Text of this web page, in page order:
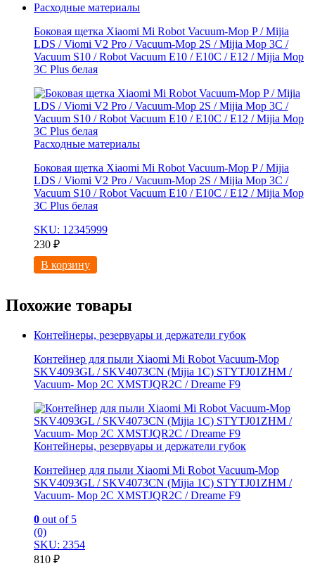
Расходные материалы
Боковая щетка Xiaomi Mi Robot Vacuum-Mop P / Mijia
LDS / Viomi V2 Pro / Vacuum-Mop 2S / Mijia Mop 3C /
Vacuum S10 / Robot Vacuum E10 / E10C / E12 / Mijia Mop
3С Рlus белая
Расходные материалы
Боковая щетка Xiaomi Mi Robot Vacuum-Mop P / Mijia
LDS / Viomi V2 Pro / Vacuum-Mop 2S / Mijia Mop 3C /
Vacuum S10 / Robot Vacuum E10 / E10C / E12 / Mijia Mop
3С Рlus белая
SKU: 12345999
230 ₽
В корзину
Похожие товары
Контейнеры, резервуары и держатели губок
Контейнер для пыли Xiaomi Mi Robot Vacuum-Mop
SKV4093GL / SKV4073CN (Mijia 1C) STYTJ01ZHM /
Vacuum- Mop 2C XMSTJQR2C / Dreame F9
Контейнеры, резервуары и держатели губок
Контейнер для пыли Xiaomi Mi Robot Vacuum-Mop
SKV4093GL / SKV4073CN (Mijia 1C) STYTJ01ZHM /
Vacuum- Mop 2C XMSTJQR2C / Dreame F9
0 out of 5
(0)
SKU: 2354
810 ₽